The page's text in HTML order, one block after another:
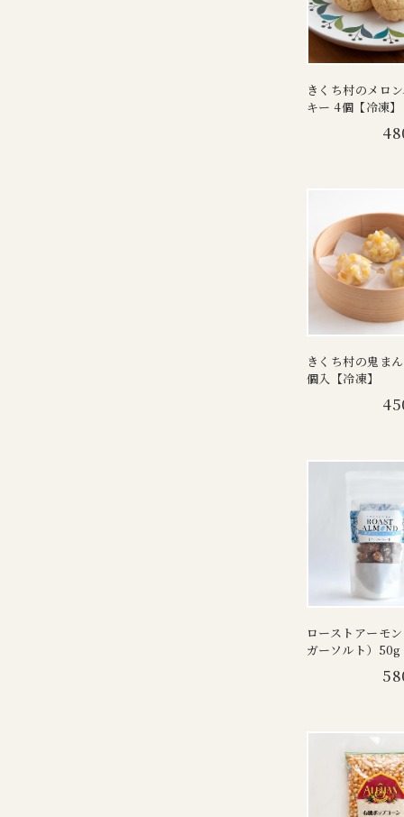
きくち村のメロ
キー 4個【冷凍】
きくち村の鬼ま
個入【冷凍】
ローストアーモ
ガーソルト）50g